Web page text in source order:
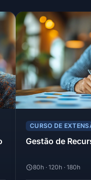
CURSO DE
Gestão de
80h · 120h · 180h